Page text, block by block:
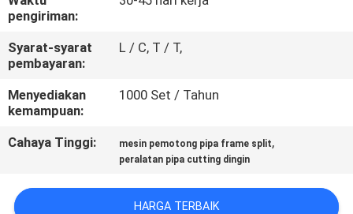
KEBIJAKAN
PRIBADI
pengiriman:
Syarat-syarat
pembayaran:
L / C, T / T,
Menyediakan
kemampuan:
1000 Set / Tahun
Cahaya Tinggi: mesin pemotong pipa frame split,
peralatan pipa cutting dingin
HARGA TERBAIK